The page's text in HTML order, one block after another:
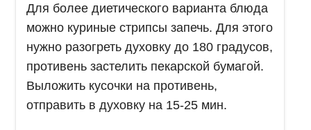
Для более диетического варианта блюда
можно куриные стрипсы запечь. Для этого
нужно разогреть духовку до 180 градусов,
противень застелить пекарской бумагой.
Выложить кусочки на противень,
отправить в духовку на 15-25 мин.